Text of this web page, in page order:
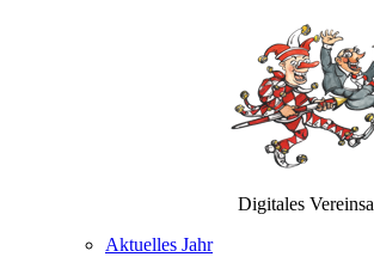
Digitales
Aktuelles Jahr